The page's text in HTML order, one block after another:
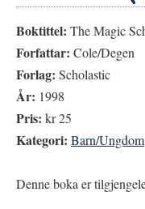
Boktittel: The Magic
Forfattar: Cole/Degen
Forlag: Scholastic
År: 1998
Pris: kr 25
Kategori: Barn/Ungdom
Denne boka er